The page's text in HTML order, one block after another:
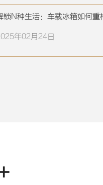
锁N种生活：车载冰箱如何重
年02月24日